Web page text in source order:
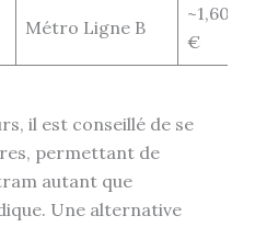
Métro Ligne B
~1,60
€
il est conseillé de se
permettant de
autant que
Une alternative